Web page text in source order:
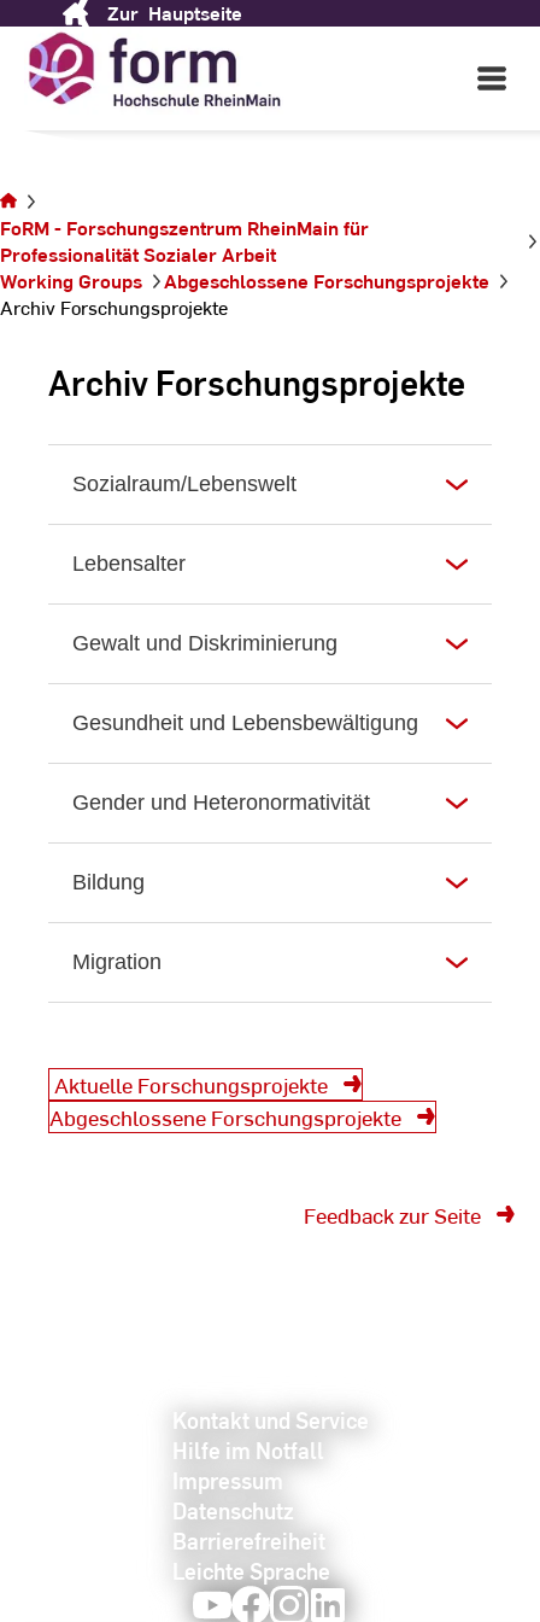
Content
Zur Hauptseite
Open
Main
Sie befinden sich
auf der Seite Archiv
Forschungsprojekte
FoRM - Forschungszentrum RheinMain für
Professionalität ­Sozialer ­Arbeit
Working Groups
Abgeschlossene Forschungsprojekte
Archiv Forschungsprojekte
Archiv Forschungsprojekte
Sozialraum/Lebenswelt
Lebensalter
Gewalt und Diskriminierung
Gesundheit und Lebensbewältigung
Gender und Heteronormativität
Bildung
Migration
Aktuelle Forschungsprojekte
Abgeschlossene Forschungsprojekte
Feedback zur Seite
Kontakt und Service
Hilfe im Notfall
Impressum
Datenschutz
Barrierefreiheit
Leichte Sprache
YoutubeFacebookInstagram